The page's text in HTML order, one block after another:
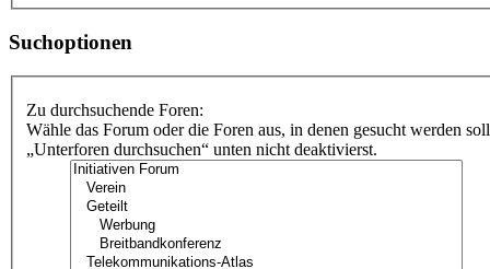
Suchoptionen
Zu durchsuchende Foren:
Wähle das Forum oder die Foren aus, in denen gesucht werden
„Unterforen durchsuchen“ unten nicht deaktivierst.